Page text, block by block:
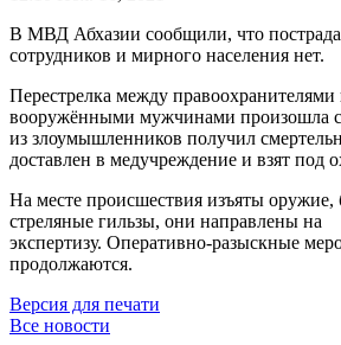
В МВД Абхазии сообщили, что
сотрудников и мирного населения нет.
Перестрелка между правоохранителями
вооружёнными мужчинами произошла
из злоумышленников получил
доставлен в медучреждение и взят под
На месте происшествия изъяты оружие,
стреляные гильзы, они направлены на
экспертизу. Оперативно-разыскные
продолжаются.
Версия для печати
Все новости